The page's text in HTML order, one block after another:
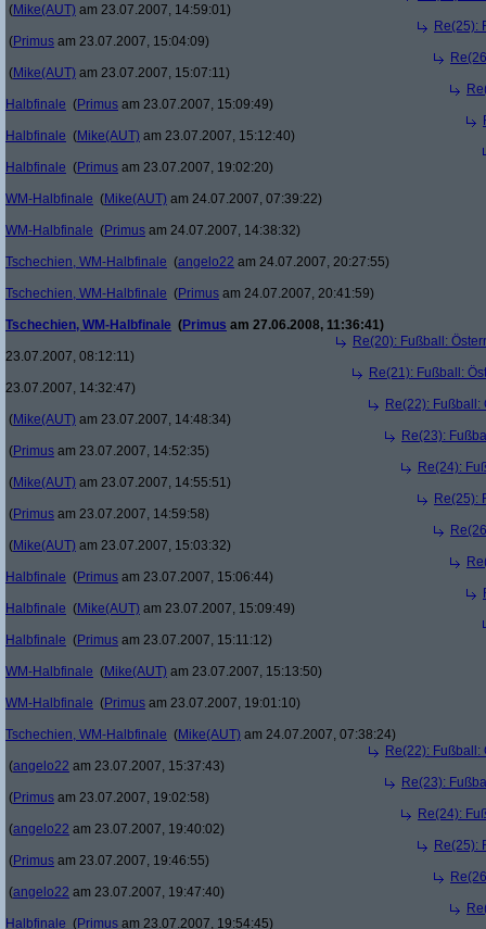
(Mike(AUT) am 23.07.2007, 14:59:01)
Re(25):
(Primus am 23.07.2007, 15:04:09)
(Mike(AUT) am 23.07.2007, 15:07:11)
Halbfinale (Primus am 23.07.2007, 15:09:49)
Halbfinale (Mike(AUT) am 23.07.2007, 15:12:40)
Halbfinale (Primus am 23.07.2007, 19:02:20)
WM-Halbfinale (Mike(AUT) am 24.07.2007, 07:39:22)
WM-Halbfinale (Primus am 24.07.2007, 14:38:32)
Tschechien, WM-Halbfinale (angelo22 am 24.07.2007, 20:27:55)
Tschechien, WM-Halbfinale (Primus am 24.07.2007, 20:41:59)
Tschechien, WM-Halbfinale (Primus am 27.06.2008, 11:36:41)
Re(20): Fußball:
23.07.2007, 08:12:11)
Re(21): Fußball:
23.07.2007, 14:32:47)
Re(22): Fußball:
(Mike(AUT) am 23.07.2007, 14:48:34)
Re(23):
(Primus am 23.07.2007, 14:52:35)
Re(24):
(Mike(AUT) am 23.07.2007, 14:55:51)
Re(25):
(Primus am 23.07.2007, 14:59:58)
(Mike(AUT) am 23.07.2007, 15:03:32)
Halbfinale (Primus am 23.07.2007, 15:06:44)
Halbfinale (Mike(AUT) am 23.07.2007, 15:09:49)
Halbfinale (Primus am 23.07.2007, 15:11:12)
WM-Halbfinale (Mike(AUT) am 23.07.2007, 15:13:50)
WM-Halbfinale (Primus am 23.07.2007, 19:01:10)
Tschechien, WM-Halbfinale (Mike(AUT) am 24.07.2007, 07:38:24)
Re(22): Fußball:
(angelo22 am 23.07.2007, 15:37:43)
Re(23):
(Primus am 23.07.2007, 19:02:58)
Re(24):
(angelo22 am 23.07.2007, 19:40:02)
Re(25):
(Primus am 23.07.2007, 19:46:55)
(angelo22 am 23.07.2007, 19:47:40)
Halbfinale (Primus am 23.07.2007, 19:54:45)